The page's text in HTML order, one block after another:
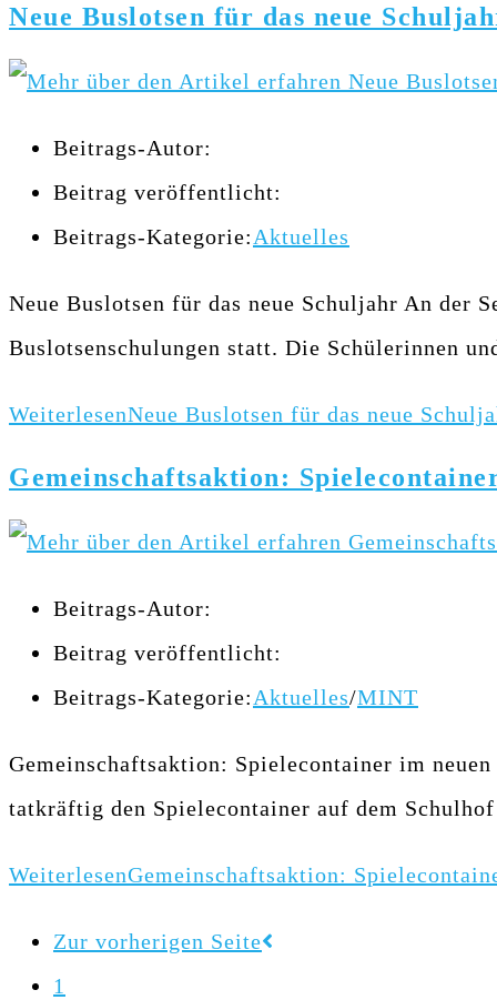
Neue Buslotsen für das neue
Beitrags-Autor:
Beitrag veröffentlicht:
Beitrags-Kategorie: Aktuelles
Neue Buslotsen für das neue Schuljahr An der
Buslotsenschulungen statt. Die Schülerinnen
WeiterlesenNeue Buslotsen für das neue
Gemeinschaftsaktion:
Beitrags-Autor:
Beitrag veröffentlicht:
Beitrags-Kategorie: Aktuelles/MINT
Gemeinschaftsaktion: Spielecontainer im
tatkräftig den Spielecontainer auf dem
WeiterlesenGemeinschaftsaktion:
Zur vorherigen Seite
1